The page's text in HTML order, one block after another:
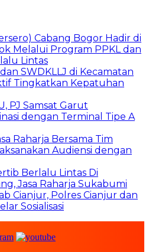
Cabang Bogor Hadir di
Melalui Program PPKL dan
Lintas
SWDKLLJ di Kecamatan
Tingkatkan Kepatuhan
PJ Samsat Garut
dengan Terminal Tipe A
Raharja Bersama Tim
Audiensi dengan
Berlalu Lintas Di
Jasa Raharja Sukabumi
Cianjur, Polres Cianjur dan
Sosialisasi